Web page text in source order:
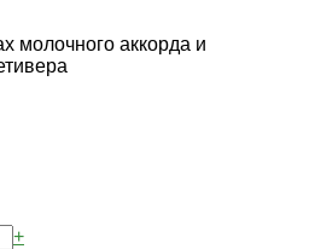
молочного аккорда и
+